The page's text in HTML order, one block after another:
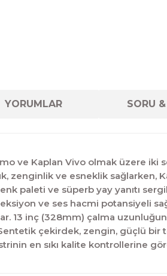
YORUMLAR SORU
ve Kaplan Vivo olmak üzere
zenginlik ve esneklik
paleti ve süperb yay yanıtı
ve ses hacmi potansiyeli
13 inç (328mm) çalma
çekirdek, zengin, güçlü bir
en sıkı kalite kontrollerine